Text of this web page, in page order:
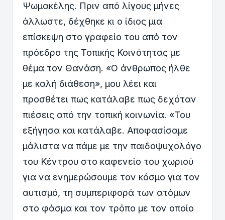
Ψωμακέλης. Πριν από λίγους μήνες
άλλωστε, δέχθηκε κι ο ίδιος μια
επίσκεψη στο γραφείο του από τον
πρόεδρο της Τοπικής Κοινότητας με
θέμα τον Θανάση. «Ο άνθρωπος ήλθε
με καλή διάθεση», μου λέει και
προσθέτει πως κατάλαβε πως δεχόταν
πιέσεις από την τοπική κοινωνία. «Του
εξήγησα και κατάλαβε. Αποφασίσαμε
μάλιστα να πάμε με την παιδοψυχολόγο
του Κέντρου στο καφενείο του χωριού
για να ενημερώσουμε τον κόσμο για τον
αυτισμό, τη συμπεριφορά των ατόμων
στο φάσμα και τον τρόπο με τον οποίο